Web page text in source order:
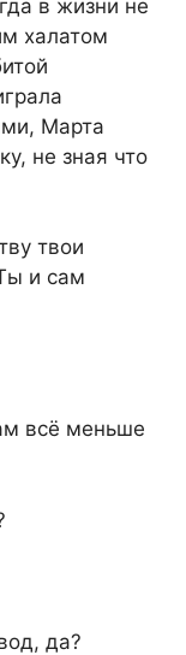
в жизни не
халатом
Марта
не зная что
твои
и сам
всё меньше
да?